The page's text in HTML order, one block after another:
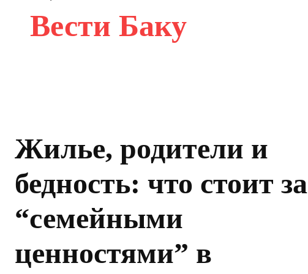
Вести Баку
Жилье, родители и
бедность: что стоит за
“семейными
ценностями” в